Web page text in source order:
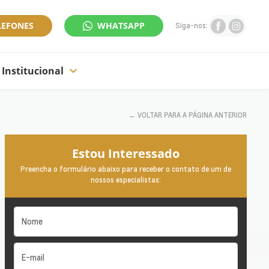
WHATSAPP Siga-nos:
Institucional
← VOLTAR PARA A PÁGINA ANTERIOR
Estou Interessado
Preencha o formulário abaixo para receber o contato de um de
nossos especialistas: